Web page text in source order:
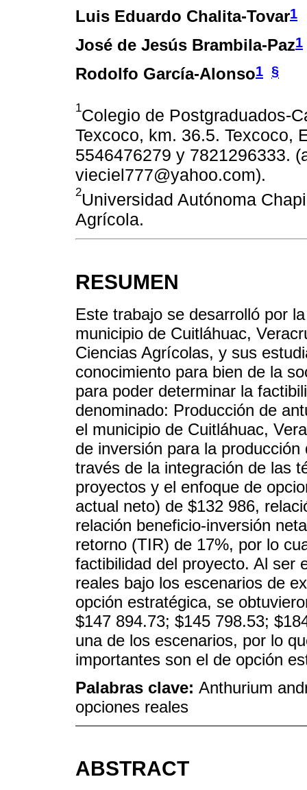
Luis Eduardo Chalita-Tovar1
José de Jesús Brambila-Paz1
Rodolfo García-Alonso1 §
1Colegio de Postgraduados-
Texcoco, km. 36.5. Texcoco,
5546476279 y 7821296333.
vieciel777@yahoo.com).
2Universidad Autónoma
Agrícola.
RESUMEN
Este trabajo se desarrolló por
municipio de Cuitláhuac,
Ciencias Agrícolas, y sus
conocimiento para bien de la
para poder determinar la
denominado: Producción de
el municipio de Cuitláhuac,
de inversión para la
través de la integración de las
proyectos y el enfoque de
actual neto) de $132 986,
relación beneficio-inversión
retorno (TIR) de 17%, por lo
factibilidad del proyecto. Al ser
reales bajo los escenarios de
opción estratégica, se
$147 894.73; $145 798.53;
una de los escenarios, por lo
importantes son el de opción
Palabras clave: Anthurium
opciones reales
ABSTRACT